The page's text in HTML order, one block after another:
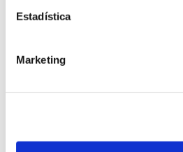
Estadística
Marketing
+34 698 198